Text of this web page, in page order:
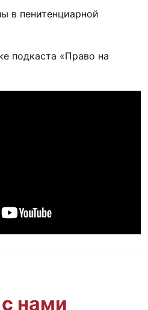
в пенитенциарной
подкаста «Право на
нами